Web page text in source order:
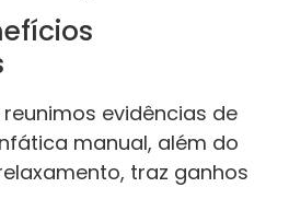
evidências de
manual, além do
traz ganhos